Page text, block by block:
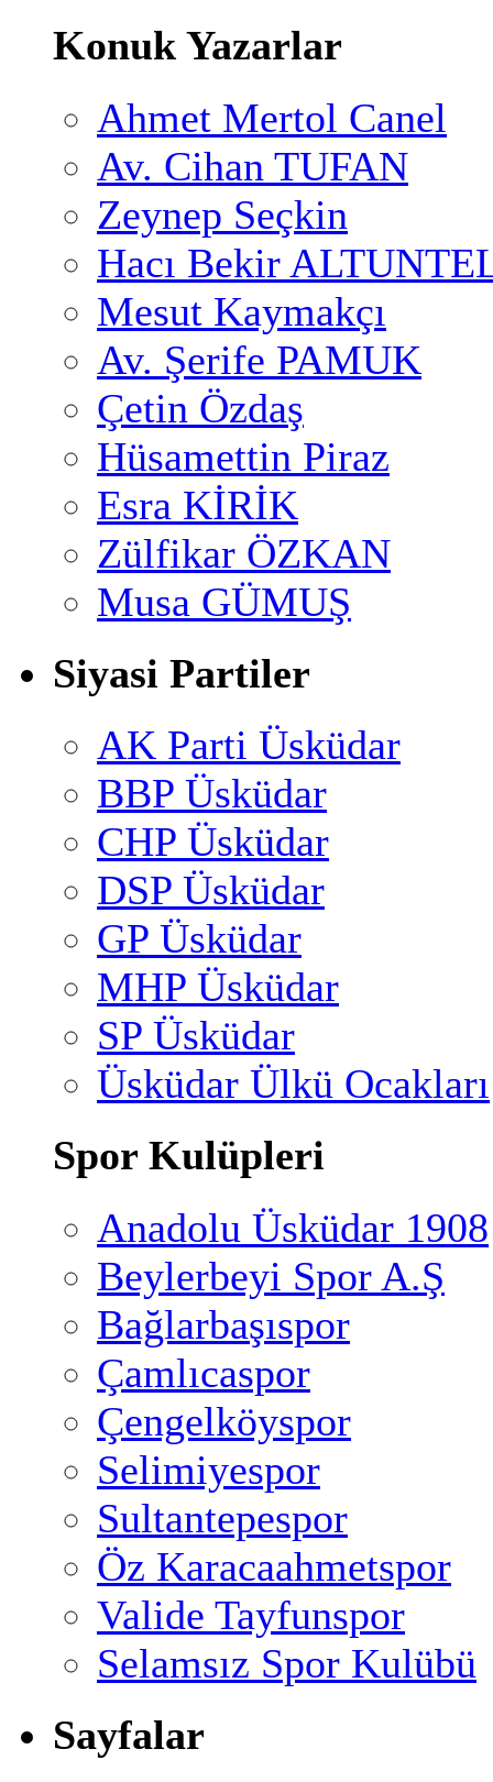
Konuk Yazarlar
Ahmet Mertol Canel
Av. Cihan TUFAN
Zeynep Seçkin
Hacı Bekir
Mesut Kaymakçı
Av. Şerife PAMUK
Çetin Özdaş
Hüsamettin Piraz
Esra KİRİK
Zülfikar ÖZKAN
Musa GÜMUŞ
Siyasi Partiler
AK Parti Üsküdar
BBP Üsküdar
CHP Üsküdar
DSP Üsküdar
GP Üsküdar
MHP Üsküdar
SP Üsküdar
Üsküdar Ülkü Ocakları
Spor Kulüpleri
Anadolu Üsküdar 1908
Beylerbeyi Spor A.Ş
Bağlarbaşıspor
Çamlıcaspor
Çengelköyspor
Selimiyespor
Sultantepespor
Öz Karacaahmetspor
Valide Tayfunspor
Selamsız Spor Kulübü
Sayfalar